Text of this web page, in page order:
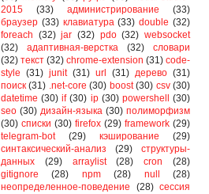
2015
(33) администрирование
(33)
браузер (33) клавиатура (33) double (32)
foreach (32) jar (32) pdo (32) websocket
(32)
адаптивная-верстка (32)
словари
(32) текст (32) chrome-extension (31) code-
style (31) junit (31) url (31) дерево (31)
поиск (31) .net-core (30) boost (30) csv (30)
datetime (30) if (30) ip (30) powershell (30)
seo (30) дизайн-языка (30) полиморфизм
(30) списки (30) firefox (29) framework (29)
telegram-bot
(29) кэширование
(29)
синтаксический-анализ
(29)
структуры-
данных
(29) arraylist (28) cron
(28)
gitignore
(28) npm (28) null
(28)
неопределенное-поведение
(28) сессия